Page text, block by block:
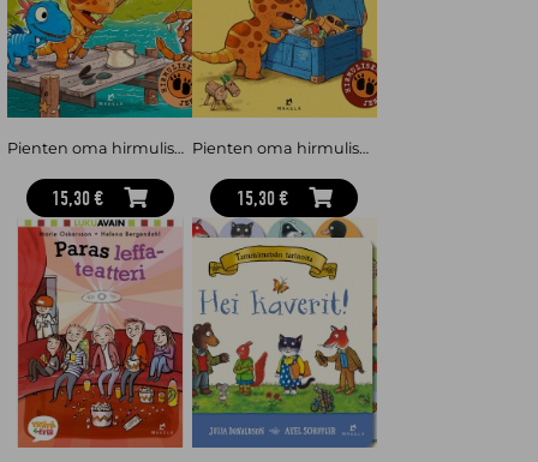
Pienten oma hirmuliskojengi : Rapuja pyytämässä
15,30 €
Pienten oma hirmuliskojengi : Unilelu hukassa
15,30 €